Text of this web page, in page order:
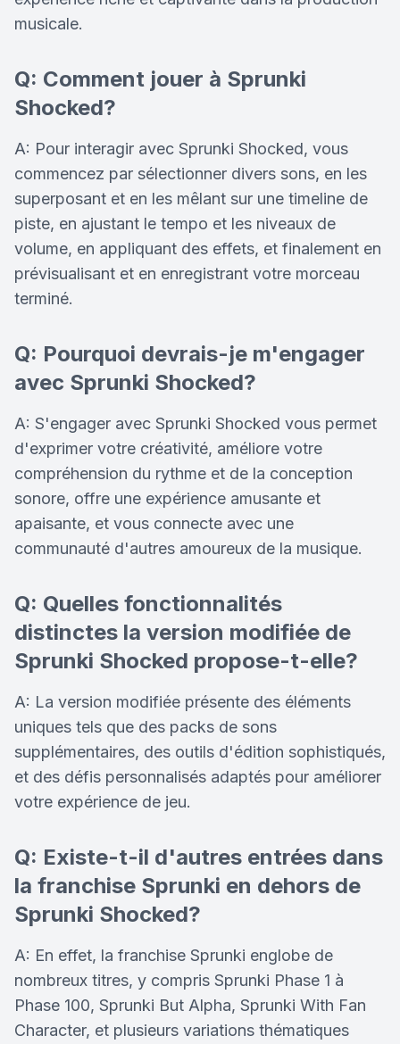
musicale.
Q: Comment jouer à Sprunki
Shocked?
A: Pour interagir avec Sprunki Shocked, vous
commencez par sélectionner divers sons, en les
superposant et en les mêlant sur une timeline de
piste, en ajustant le tempo et les niveaux de
volume, en appliquant des effets, et finalement en
prévisualisant et en enregistrant votre morceau
terminé.
Q: Pourquoi devrais-je m'engager
avec Sprunki Shocked?
A: S'engager avec Sprunki Shocked vous permet
d'exprimer votre créativité, améliore votre
compréhension du rythme et de la conception
sonore, offre une expérience amusante et
apaisante, et vous connecte avec une
communauté d'autres amoureux de la musique.
Q: Quelles fonctionnalités
distinctes la version modifiée de
Sprunki Shocked propose-t-elle?
A: La version modifiée présente des éléments
uniques tels que des packs de sons
supplémentaires, des outils d'édition sophistiqués,
et des défis personnalisés adaptés pour améliorer
votre expérience de jeu.
Q: Existe-t-il d'autres entrées dans
la franchise Sprunki en dehors de
Sprunki Shocked?
A: En effet, la franchise Sprunki englobe de
nombreux titres, y compris Sprunki Phase 1 à
Phase 100, Sprunki But Alpha, Sprunki With Fan
Character, et plusieurs variations thématiques